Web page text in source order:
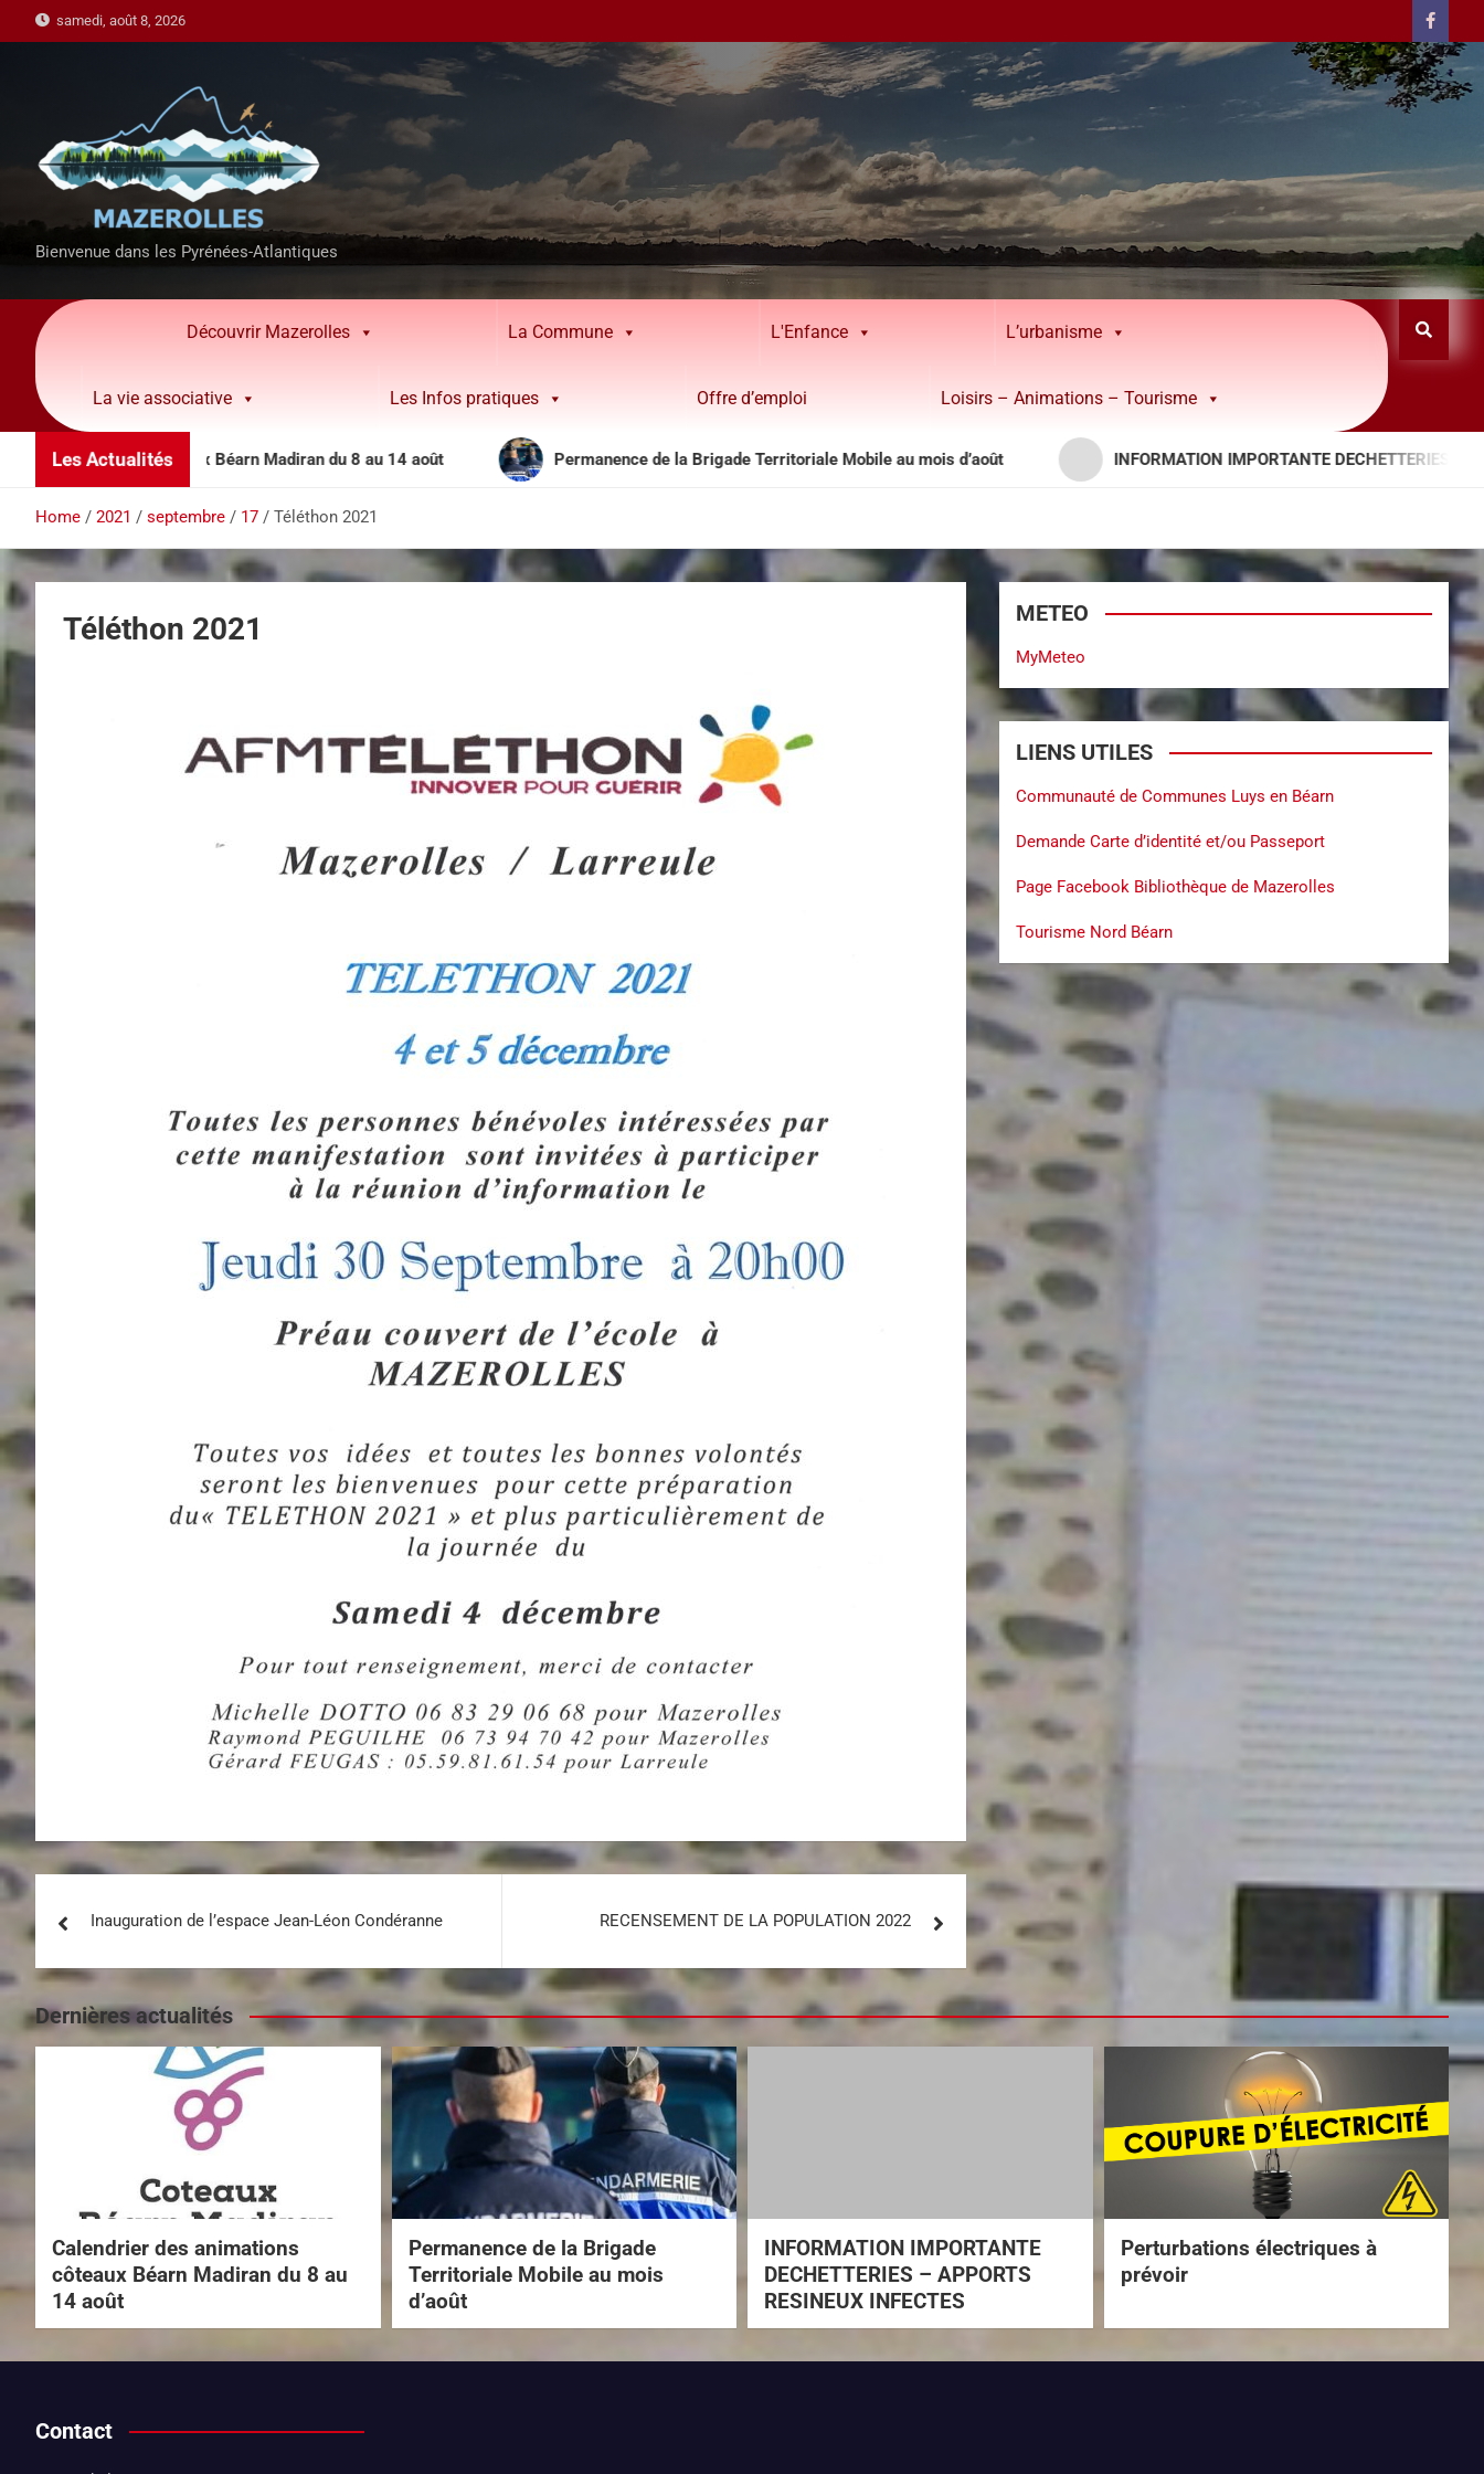
samedi, août 8, 2026
Bienvenue dans les Pyrénées-Atlantiques
Découvrir Mazerolles La Commune L'Enfance L’urbanisme
La vie associative Les Infos pratiques Offre d’emploi Loisirs – Animations – Tourisme
Les Actualités
côteaux Béarn Madiran du 8 au 14 août Permanence de la Brigade Territoriale Mobile au mois d’août INFORMATION IMPORTANTE DECHETTERIES – APPORTS
Home 2021 septembre 17 Téléthon 2021
Téléthon 2021
Inauguration de l’espace Jean-Léon Condéranne RECENSEMENT DE LA POPULATION 2022
METEO
MyMeteo
LIENS UTILES
Communauté de Communes Luys en Béarn
Demande Carte d’identité et/ou Passeport
Page Facebook Bibliothèque de Mazerolles
Tourisme Nord Béarn
Dernières actualités
Calendrier des animations
côteaux Béarn Madiran du 8 au
14 août
Permanence de la Brigade
Territoriale Mobile au mois
d’août
INFORMATION IMPORTANTE
DECHETTERIES – APPORTS
RESINEUX INFECTES
Perturbations électriques à
prévoir
Contact